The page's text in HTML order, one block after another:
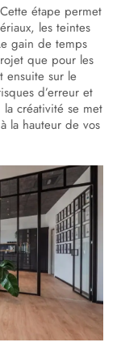
étape permet
les teintes
gain de temps
que pour les
ensuite sur le
d’erreur et
créativité se met
la hauteur de vos